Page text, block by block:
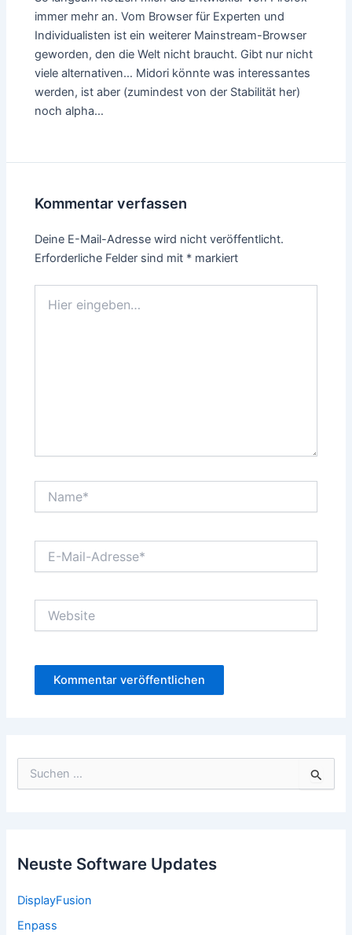
immer mehr an. Vom Browser für Experten und
Individualisten ist ein weiterer Mainstream-Browser
geworden, den die Welt nicht braucht. Gibt nur nicht
viele alternativen… Midori könnte was interessantes
werden, ist aber (zumindest von der Stabilität her)
noch alpha…
Kommentar verfassen
Deine E-Mail-Adresse wird nicht veröffentlicht.
Erforderliche Felder sind mit * markiert
eingeben…
Mail-
n
h
:
Neuste Software Updates
DisplayFusion
Enpass